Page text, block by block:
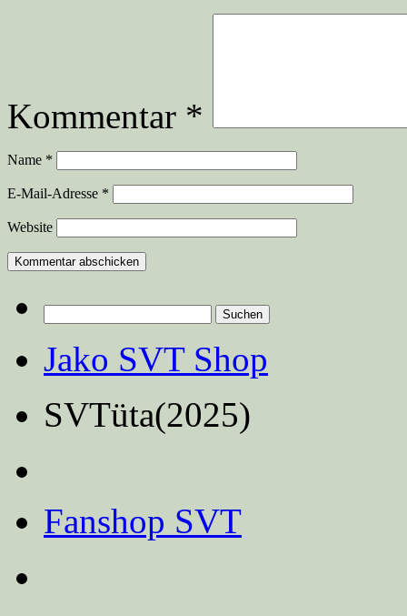
Kommentar *
Name *
E-Mail-Adresse *
Website
nach:
Jako SVT Shop
SVTüta(2025)
Fanshop SVT